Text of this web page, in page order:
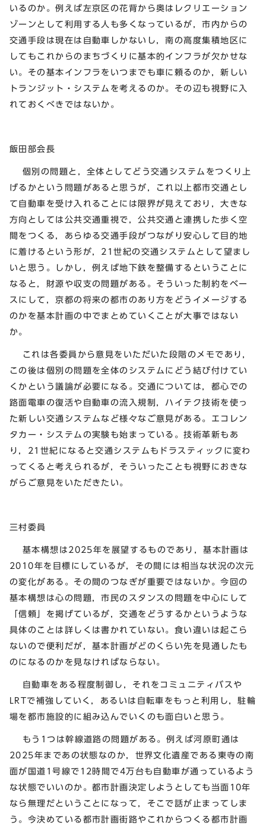
いるのか。例えば左京区の花背から奥はレクリエーション
ゾーンとして利用する人も多くなっているが，市内からの
交通手段は現在は自動車しかないし，南の高度集積地区に
してもこれからのまちづくりに基本的インフラが欠かせな
い。その基本インフラをいつまでも車に頼るのか，新しい
トランジット・システムを考えるのか。その辺も視野に入
れておくべきではないか。
飯田部会長
個別の問題と，全体としてどう交通システムをつくり上
げるかという問題があると思うが，これ以上都市交通とし
て自動車を受け入れることには限界が見えており，大きな
方向としては公共交通重視で，公共交通と連携した歩く空
間をつくる，あらゆる交通手段がつながり安心して目的地
に着けるという形が，21世紀の交通システムとして望まし
いと思う。しかし，例えば地下鉄を整備するということに
なると，財源や収支の問題がある。そういった制約をベー
スにして，京都の将来の都市のあり方をどうイメージする
のかを基本計画の中でまとめていくことが大事ではない
か。
これは各委員から意見をいただいた段階のメモであり，
この後は個別の問題を全体のシステムにどう結び付けてい
くかという議論が必要になる。交通については，都心での
路面電車の復活や自動車の流入規制，ハイテク技術を使っ
た新しい交通システムなど様々なご意見がある。エコレン
タカー・システムの実験も始まっている。技術革新もあ
り，21世紀になると交通システムもドラスティックに変わ
ってくると考えられるが，そういったことも視野におきな
がらご意見をいただきたい。
三村委員
基本構想は2025年を展望するものであり，基本計画は
2010年を目標にしているが，その間には相当な状況の次元
の変化がある。その間のつなぎが重要ではないか。今回の
基本構想は心の問題，市民のスタンスの問題を中心にして
「信頼」を掲げているが，交通をどうするかというような
具体のことは詳しくは書かれていない。食い違いは起こら
ないので便利だが，基本計画がどのくらい先を見通したも
のになるのかを見なければならない。
自動車をある程度制御し，それをコミュニティバスや
LRTで補強していく，あるいは自転車をもっと利用し，駐輪
場を都市施設的に組み込んでいくのも面白いと思う。
もう1つは幹線道路の問題がある。例えば河原町通は
2025年まであの状態なのか，世界文化遺産である東寺の南
面が国道1号線で12時間で4万台も自動車が通っているよう
な状態でいいのか。都市計画決定しようとしても当面10年
なら無理だということになって，そこで話が止まってしま
う。今決めている都市計画街路やこれからつくる都市計画